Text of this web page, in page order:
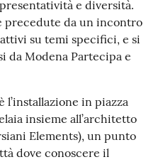
e diversità.
precedute da un incontro
su temi specifici, e si
da Modena Partecipa e
in piazza
insieme all’architetto
Elements), un punto
dove conoscere il